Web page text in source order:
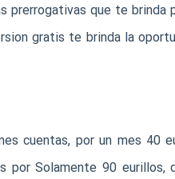
prerrogativas que te brinda
gratis te brinda la
cuentas, por un mes 40
por Solamente 90 eurillos,